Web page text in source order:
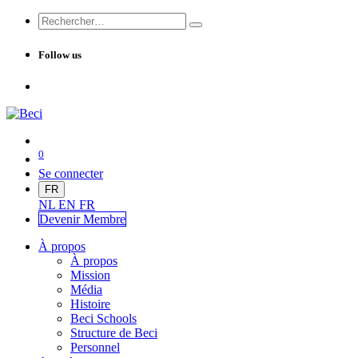
Follow us
0
Se connecter
FR
NL EN FR
Devenir Membre
À propos
À propos
Mission
Média
Histoire
Beci Schools
Structure de Beci
Personnel